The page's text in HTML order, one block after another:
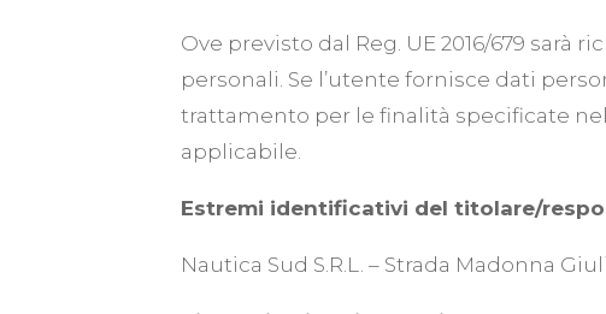
Ove previsto dal Reg. UE 2016/679
personali. Se l’utente fornisce dati
trattamento per le finalità specificate
applicabile.
Estremi identificativi del titolare/
Nautica Sud S.R.L. – Strada Madonna